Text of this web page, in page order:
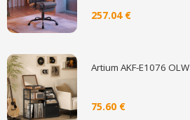
257.04 €
Artium AKF-E1076 OLW
75.60 €